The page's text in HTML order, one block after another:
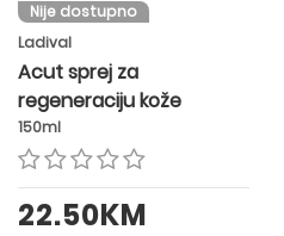
Nije dostupno
Ladival
Acut sprej za
regeneraciju kože
150ml
22.50KM